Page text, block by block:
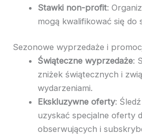
Stawki non-profit:
mogą kwalifikować się do
Sezonowe wyprzedaże i
Świąteczne wyprzedaże:
zniżek świątecznych i
wydarzeniami.
Ekskluzywne oferty:
uzyskać specjalne oferty
obserwujących i